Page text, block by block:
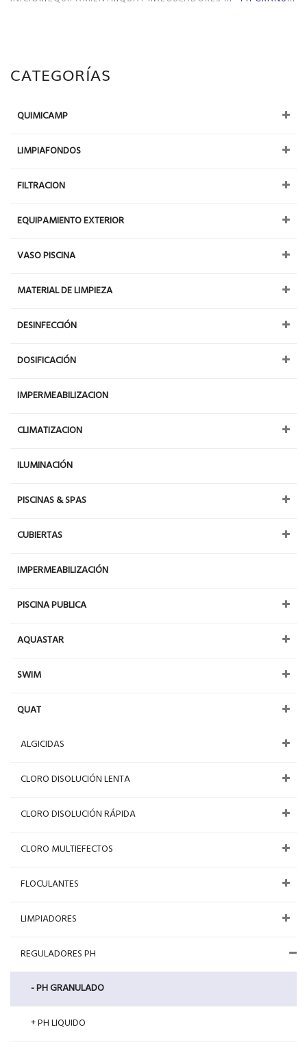
CATEGORÍAS
QUIMICAMP
LIMPIAFONDOS
FILTRACION
EQUIPAMIENTO EXTERIOR
VASO PISCINA
MATERIAL DE LIMPIEZA
DESINFECCIÓN
DOSIFICACIÓN
IMPERMEABILIZACION
CLIMATIZACION
ILUMINACIÓN
PISCINAS & SPAS
CUBIERTAS
IMPERMEABILIZACIÓN
PISCINA PUBLICA
AQUASTAR
SWIM
QUAT
ALGICIDAS
CLORO DISOLUCIÓN LENTA
CLORO DISOLUCIÓN RÁPIDA
CLORO MULTIEFECTOS
FLOCULANTES
LIMPIADORES
REGULADORES PH
- PH GRANULADO
+ PH LIQUIDO